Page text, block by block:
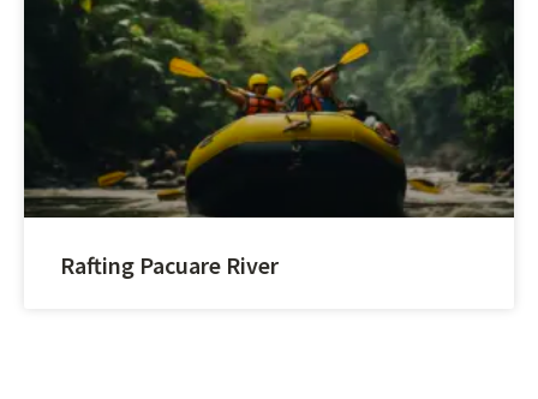
Rafting Pacuare River